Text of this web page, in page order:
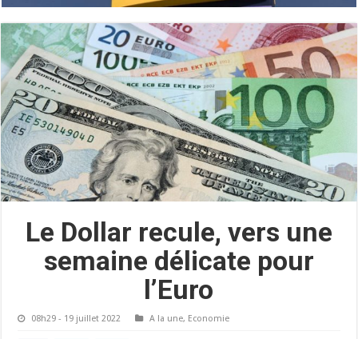
Le Dollar recule, vers une
semaine délicate pour
l’Euro
08h29 - 19 juillet 2022 A la une, Economie